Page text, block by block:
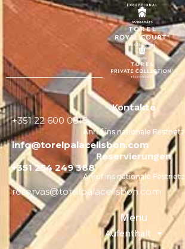
Kontakte
+351 22 600 0815
Anruf ins nationale Festnetz
info@torelpalacelisbon.com
Reservierungen
+351 254 249 388
Anruf ins nationale Festnetz
reservas@torelpalacelisbon.com
Menu
Aufenthalt